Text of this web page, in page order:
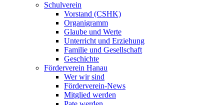
Schulverein
Vorstand (CSHK)
Organigramm
Glaube und Werte
Unterricht und Erziehung
Familie und Gesellschaft
Geschichte
Förderverein Hanau
Wer wir sind
Förderverein-News
Mitglied werden